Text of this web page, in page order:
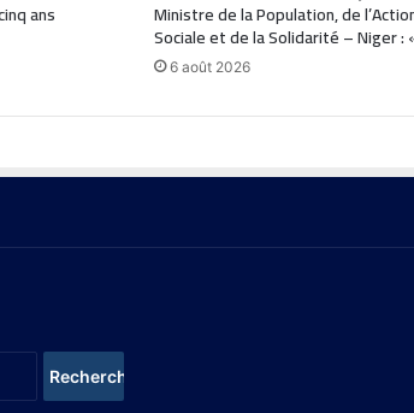
ans Ministre de la Population, de
Sociale et de la Solidarité – Niger :
6 août 2026